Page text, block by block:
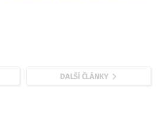
DALŠÍ ČLÁNKY